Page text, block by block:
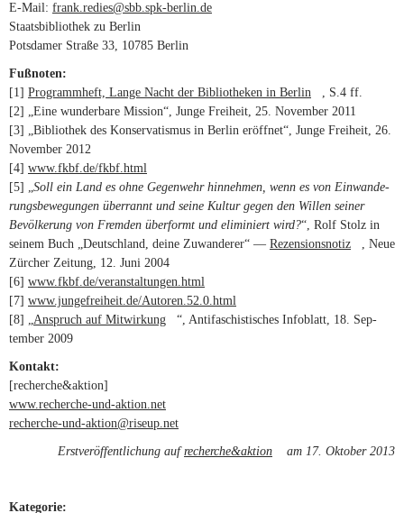
E-Mail: frank.redies@sbb.spk-berlin.de
Staats­bi­blio­thek zu Berlin
Pots­damer Straße 33, 10785 Berlin
Fußnoten:
[1] Pro­gramm­heft, Lange Nacht der Biblio­theken in Berlin (link is
external)
, S.4 ff.
[2] „Eine wun­der­bare Mis­sion“, Junge Frei­heit, 25. November 2011
[3] „Biblio­thek des Kon­ser­va­tismus in Berlin eröffnet“, Junge Frei­heit, 26.
November 2012
[4] www.fkbf.de/fkbf.html
[5] „Soll ein Land es ohne Gegen­wehr hin­nehmen, wenn es von Ein­wan­de­
rungs­be­we­gungen über­rannt und seine Kultur gegen den Willen seiner
Bevöl­ke­rung von Fremden über­formt und eli­mi­niert wird?“, Rolf Stolz in
seinem Buch „Deutsch­land, deine Zuwan­derer“ — Rezen­si­ons­notiz (link is
, Neue
Zür­cher Zei­tung, 12. Juni 2004
[6] www.fkbf.de/veranstaltungen.html
[7] www.jungefreiheit.de/Autoren.52.0.html
[8] „Anspruch auf Mit­wir­kung (link is external)
“, Anti­fa­schis­ti­sches Info­blatt, 18. Sep­
tember 2009
Kontakt:
[recherche&aktion]
www.recherche-und-aktion.net
recherche-und-aktion@riseup.net
Erstveröffentlichung aufrecherche&aktion (link is external)
am 17. Oktober 2013
Kategorie: